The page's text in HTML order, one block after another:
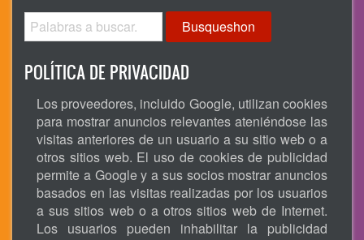
Busqueshon
POLÍTICA DE PRIVACIDAD
Los proveedores, incluido Google, utilizan cookies
para mostrar anuncios relevantes ateniéndose las
visitas anteriores de un usuario a su sitio web o a
otros sitios web. El uso de cookies de publicidad
permite a Google y a sus socios mostrar anuncios
basados en las visitas realizadas por los usuarios
a sus sitios web o a otros sitios web de Internet.
Los usuarios pueden inhabilitar la publicidad